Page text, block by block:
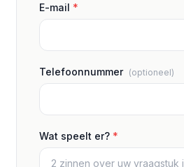
E-mail *
Telefoonnummer (optioneel)
Wat speelt er? *